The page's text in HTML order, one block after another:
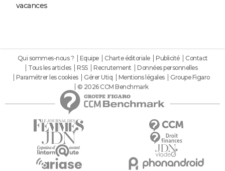
vacances
Qui sommes-nous ? Equipe Charte éditoriale Publicité
Contact
Tous les articles
RSS Recrutement
Données personnelles
Paramétrer les cookies
Gérer Utiq Mentions légales
Groupe Figaro
© 2026 CCM Benchmark